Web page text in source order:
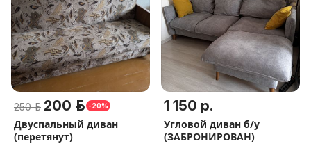
250 р. 200 р. -20%
Двуспальный диван
(перетянут)
1 150 р.
Угловой диван б/у
(ЗАБРОНИРОВАН)